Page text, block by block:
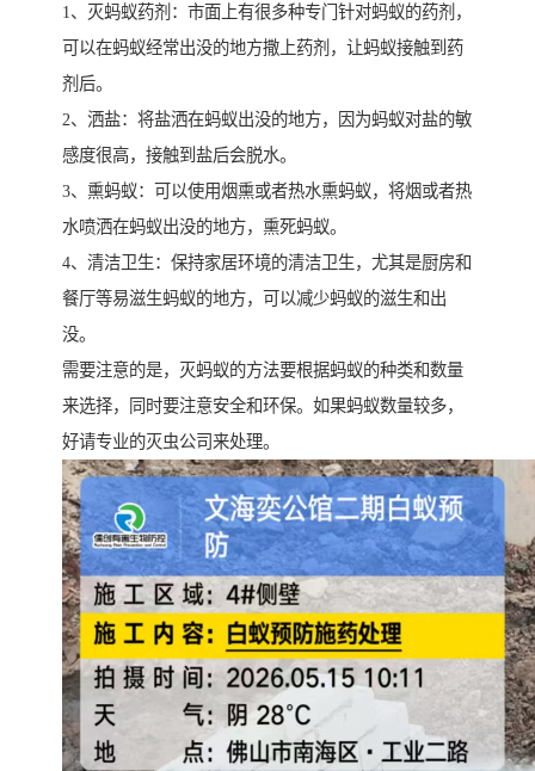
1、灭蚂蚁药剂：市面上有很多种专门针对蚂蚁的药剂，
可以在蚂蚁经常出没的地方撒上药剂，让蚂蚁接触到药
剂后。
2、洒盐：将盐洒在蚂蚁出没的地方，因为蚂蚁对盐的敏
感度很高，接触到盐后会脱水。
3、熏蚂蚁：可以使用烟熏或者热水熏蚂蚁，将烟或者热
水喷洒在蚂蚁出没的地方，熏死蚂蚁。
4、清洁卫生：保持家居环境的清洁卫生，尤其是厨房和
餐厅等易滋生蚂蚁的地方，可以减少蚂蚁的滋生和出
没。
需要注意的是，灭蚂蚁的方法要根据蚂蚁的种类和数量
来选择，同时要注意安全和环保。如果蚂蚁数量较多，
好请专业的灭虫公司来处理。